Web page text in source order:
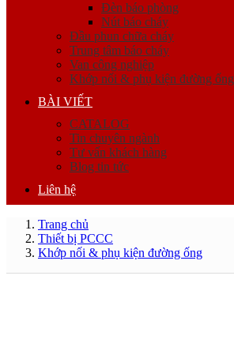
Đèn báo phòng
Nút báo cháy
Đầu phun chữa cháy
Trung tâm báo cháy
Van công nghiệp
Khớp nối & phụ kiện đường ống
BÀI VIẾT
CATALOG
Tin chuyên ngành
Tư vấn khách hàng
Blog tin tức
Liên hệ
Trang chủ
Thiết bị PCCC
Khớp nối & phụ kiện đường ống